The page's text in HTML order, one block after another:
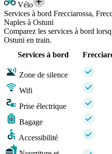
Vélo
Services à bord Frecciarossa,
Naples à Ostuni
Comparez les services à bord
Ostuni en train.
Services à bord
Zone de silence
Wifi
Prise électrique
Bagage
Accessibilité